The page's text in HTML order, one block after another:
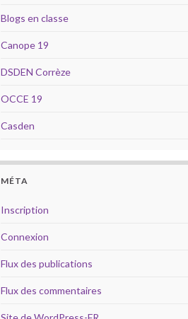
Blogs en classe
Canope 19
DSDEN Corrèze
OCCE 19
Casden
MÉTA
Inscription
Connexion
Flux des publications
Flux des commentaires